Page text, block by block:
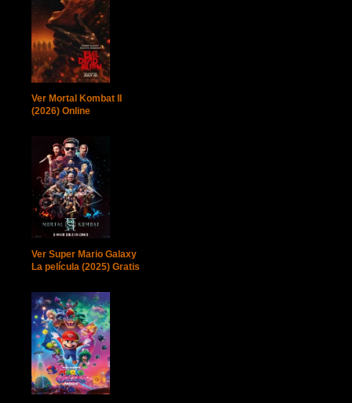
Ver Mortal Kombat II
(2026) Online
Ver Super Mario Galaxy
La película (2025) Gratis